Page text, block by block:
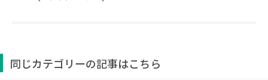
同じカテゴリーの記事はこちら